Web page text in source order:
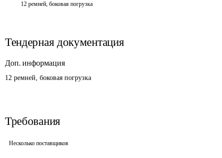
12 ремней, боковая погрузка
Тендерная документация
Доп. информация
12 ремней, боковая погрузка
Требования
Несколько поставщиков